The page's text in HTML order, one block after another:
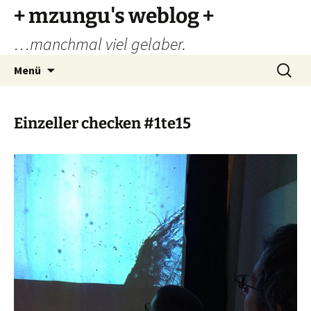
Zum
Inhalt
springen
+ mzungu's weblog +
…manchmal viel gelaber.
Menü
Suchen
nach:
Einzeller checken #1te15